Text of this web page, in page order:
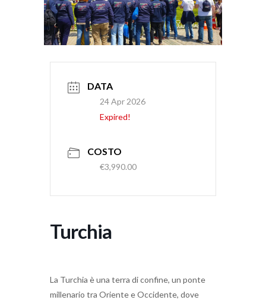
DATA
24 Apr 2026
Expired!
COSTO
€3,990.00
Turchia
La Turchia è una terra di confine, un ponte
millenario tra Oriente e Occidente, dove